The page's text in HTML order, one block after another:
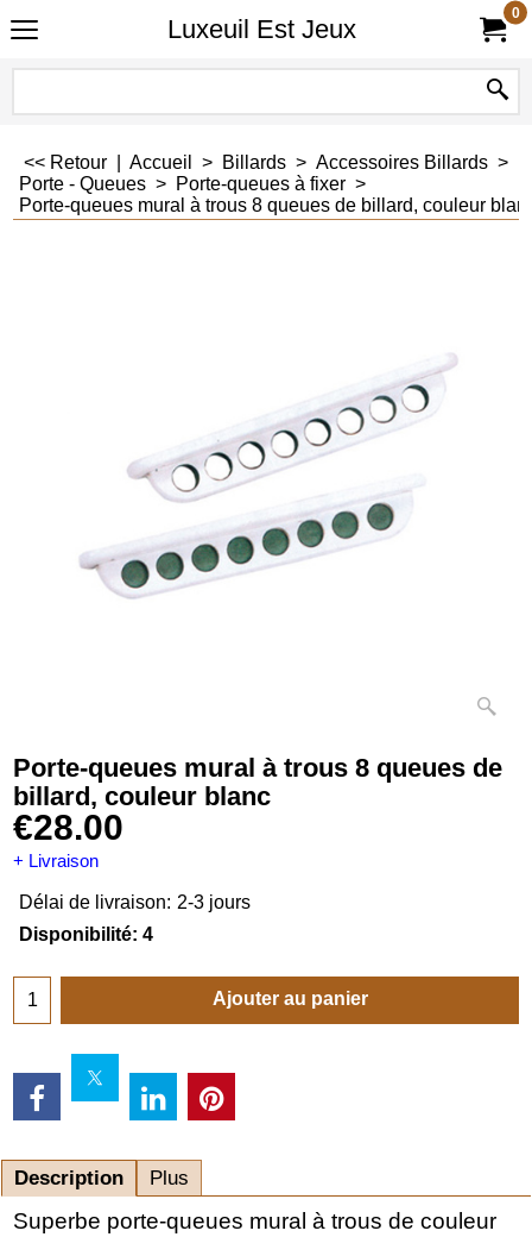
Luxeuil Est Jeux
0
<< Retour Accueil > Billards > Accessoires Billards >
Porte - Queues > Porte-queues à fixer >
Porte-queues mural à trous 8 queues de billard, couleur
Porte-queues mural à trous 8 queues de
billard, couleur blanc
€28.00
+ Livraison
Délai de livraison: 2-3 jours
Disponibilité: 4
Ajouter au panier
Description Plus
Superbe porte-queues mural à trous de couleur